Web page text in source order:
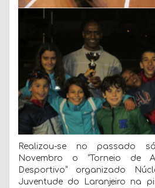
Realizou-se no passado
Novembro o “Torneio de
Desportivo” organizado
Juventude do Laranjeiro na